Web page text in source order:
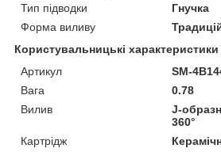
Тип підводки
Гнучка
Форма виливу
Користувальницькі характеристики
Артикул
SM-
Вага
0.78
Вилив
J-
360°
Картрідж